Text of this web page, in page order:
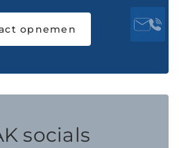
opnemen
socials